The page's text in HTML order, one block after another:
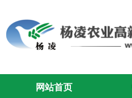
网站首页